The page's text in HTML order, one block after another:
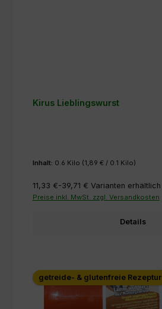
Kirus Lieblingswurst
Inhalt: 0.6 Kilo (1,89 € / 0.1 Kilo)
11,33 €-39,71 € Varianten erhältlich
Preise inkl. MwSt. zzgl. Versandkosten
Details
getreide- & glutenfreie Rezeptur